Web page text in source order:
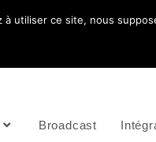
35
Broadcast
utiliser ce site, nous